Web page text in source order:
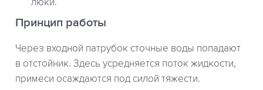
люки.
Принцип работы
Через входной патрубок сточные воды попадают
в отстойник. Здесь усредняется поток жидкости,
примеси осаждаются под силой тяжести.